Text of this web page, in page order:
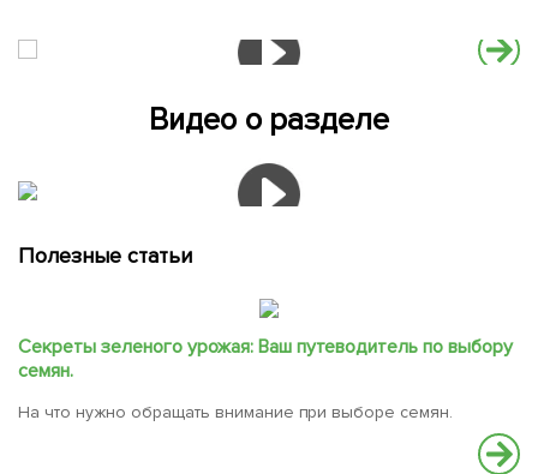
Видео о разделе
Полезные статьи
Секреты зеленого урожая: Ваш путеводитель по выбору
семян.
На что нужно обращать внимание при выборе семян.